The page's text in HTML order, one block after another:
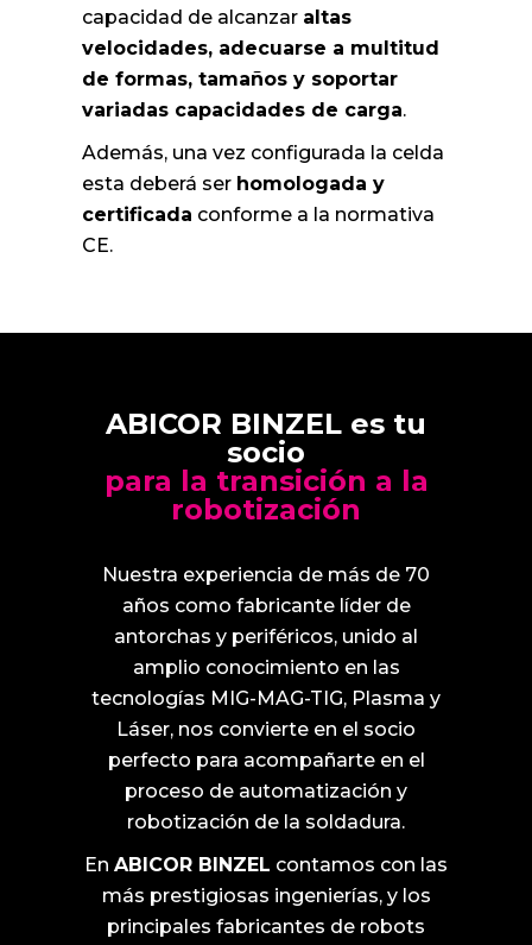
capacidad de alcanzar altas
velocidades, adecuarse a multitud
de formas, tamaños y soportar
variadas capacidades de carga.
Además, una vez configurada la celda
esta deberá ser homologada y
certificada conforme a la normativa
CE.
ABICOR BINZEL es tu
socio
para la transición a la
robotización
Nuestra experiencia de más de 70
años como fabricante líder de
antorchas y periféricos, unido al
amplio conocimiento en las
tecnologías MIG-MAG-TIG, Plasma y
Láser, nos convierte en el socio
perfecto para acompañarte en el
proceso de automatización y
robotización de la soldadura.
En ABICOR BINZEL contamos con las
más prestigiosas ingenierías, y los
principales fabricantes de robots